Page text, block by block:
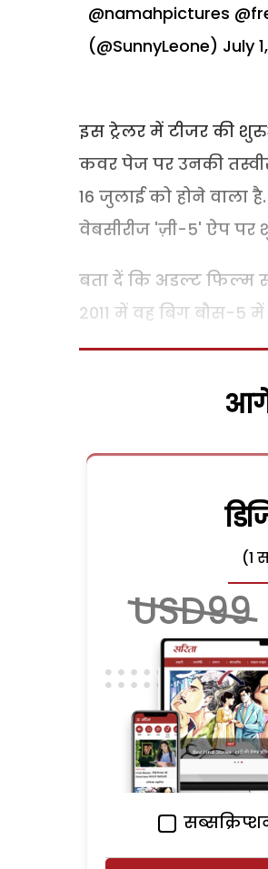
@namahpictures
(@SunnyLeone) July
इस ट्रेलर में टीजर की
कवर पेज पर उनकी
16 जुलाई को होने वाला
वेबसीरीज 'ज़ी-5' ऐप पर
बता दें कि अडल्ट फिल्म
2011 में वह बिग बौस-5
आगे
(1
USD99